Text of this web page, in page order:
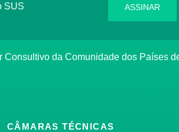
SUS
ASSINAR
Consultivo da Comunidade dos Países
CÂMARAS TÉCNICAS